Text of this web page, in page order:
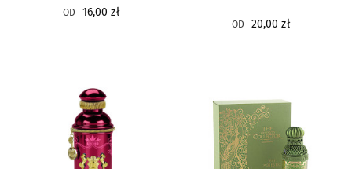
Designer Shaik
10
Egofacto 7
OD 16,00 zł
OD 20,00 zł